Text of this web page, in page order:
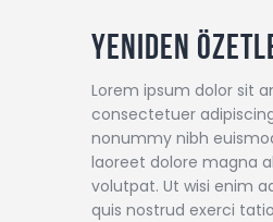
Yeniden
Lorem ipsum dolor sit
consectetuer
nonummy nibh
laoreet dolore magna
volutpat. Ut wisi enim
quis nostrud exerci